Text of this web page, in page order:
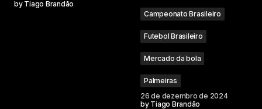
by Tiago Brandão
Campeonato Brasileiro
Futebol Brasileiro
Mercado da bola
Palmeiras
26 de dezembro de 2024
by Tiago Brandão